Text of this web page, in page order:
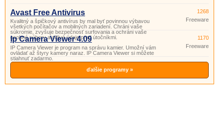
Avast Free Antivirus
Kvalitný a špičkový antivírus by mal byť povinnou výbavou
všetkých počítačov a mobilných zariadení. Chráni vaše
súkromie, zvyšuje bezpečnosť surfovania a ochráni vaše
osobné súbory a citlivé údaje pred útočníkmi.
1268
Freeware
Ip Camera Viewer 4.09
IP Camera Viewer je program na správu kamier. Umožní vám
ovládať až štyry kamery naraz. IP Camera Viewer si môžete
stiahnuť zadarmo.
1170
Freeware
ďalšie programy »